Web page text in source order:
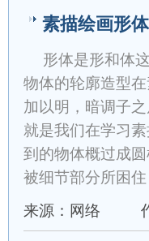
素描绘画形
形体是形和体
物体的轮廓造型
加以明，暗调子
就是我们在学习
到的物体概过成
被细节部分所困
来源：网络